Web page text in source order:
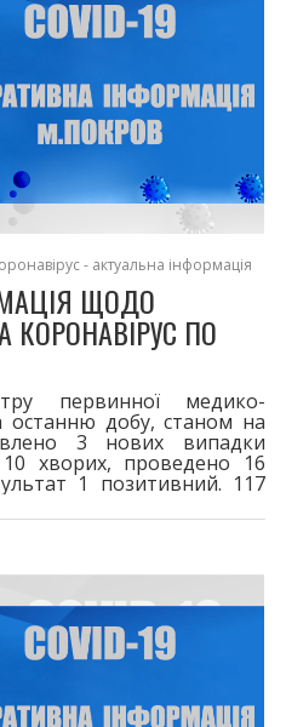
- актуальна інформація
ЩОДО
КОРОНАВІРУС ПО
первинної медико-
останню добу, станом на
3 нових випадки
10 хворих, проведено 16
1 позитивний. 117
За весь період у місті
бустерна доза - 4728,
покровчани! При перших